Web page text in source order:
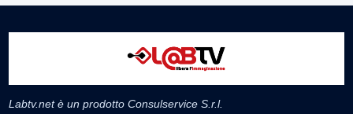
Labtv.net è un prodotto Consulservice S.r.l.